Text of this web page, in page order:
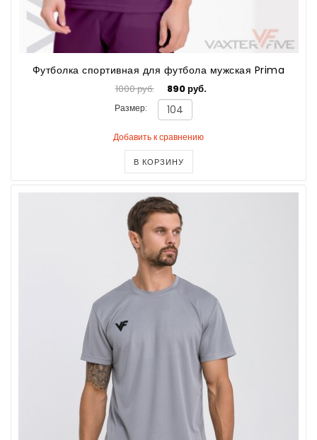
Футболка спортивная для футбола мужская Prima
1000 руб. 890 руб.
Размер:
Добавить к сравнению
В КОРЗИНУ